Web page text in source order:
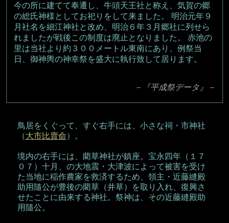
今の所に建てて奉遷し、牛頭天王社と称え、気賀の郷
の総氏神様としてお祀りをして来ました。 明治元年９
月社名を細江神社と改め、明治６年３月郷社に列せら
れましたが戦後この制度は廃止となりました。 赤池の
里は当社より約３００メートル東南にあり、例祭当
日、御神輿の神幸祭を盛大に執行致して居ります。
－『平成祭データ』－
鳥居をくぐって、すぐ右手には、小さな祠・市神社
（大市比賣命）。
境内の右手には、藺草神社が鎮座。宝永四年（１７
０７）十月、の大地震・大津波によって被害を受け
た当地に稲作農家を救済するため、領主・近藤縫殿
助用隨公が豊後の藺草（井草）を取り入れ、復興さ
せたことに由来する神社。祭神は、その近藤縫殿助
用隨公。